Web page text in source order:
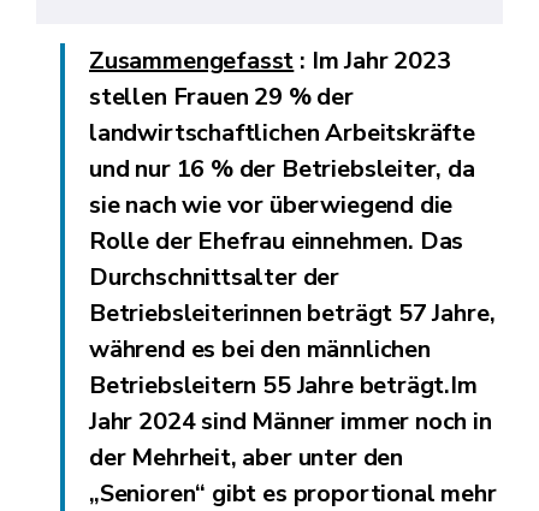
Zusammengefasst : Im Jahr 2023
stellen Frauen 29 % der
landwirtschaftlichen Arbeitskräfte
und nur 16 % der Betriebsleiter, da
sie nach wie vor überwiegend die
Rolle der Ehefrau einnehmen. Das
Durchschnittsalter der
Betriebsleiterinnen beträgt 57 Jahre,
während es bei den männlichen
Betriebsleitern 55 Jahre beträgt.Im
Jahr 2024 sind Männer immer noch in
der Mehrheit, aber unter den
„Senioren“ gibt es proportional mehr